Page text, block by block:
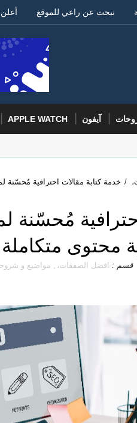
نبحث عن راعي للموقع
آيفون APPLE WATCH
/
مُحسّنة
قسم : افضل الصفقات، , مواضيع و